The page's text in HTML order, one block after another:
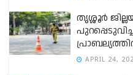
തൃശ്ശൂര്‍
APRIL 24,